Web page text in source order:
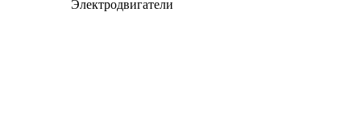
Электродвигатели